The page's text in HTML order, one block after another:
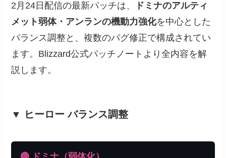
2月24日配信の最新パッチは、
ドミナのアルティ
メット弱体・アンランの機動力強化を中心とした
バランス調整と、複数のバグ修正で構成されてい
ます。Blizzard公式パッチノートより全内容を解
説します。
▼ ヒーロー バランス調整